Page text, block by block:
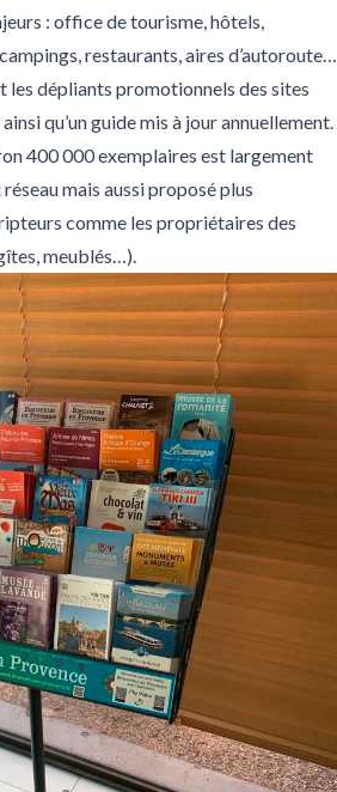
: office de tourisme, hôtels,
restaurants, aires d’autoroute…
les dépliants promotionnels des sites
qu’un guide mis à jour annuellement.
400 000 exemplaires est largement
mais aussi proposé plus
comme les propriétaires des
meublés…).